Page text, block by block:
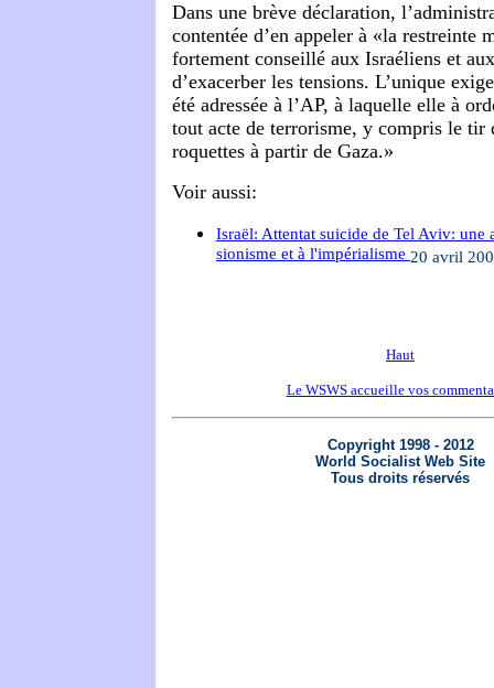
Dans une brève déclaration,
contentée d’en appeler à «la restreinte
fortement conseillé aux Israéliens et
d’exacerber les tensions. L’unique
été adressée à l’AP, à laquelle elle à
tout acte de terrorisme, y compris le tir
roquettes à partir de Gaza.»
Voir aussi:
Israël: Attentat suicide de Tel Aviv: une
sionisme et à l'impérialisme20 avril
Haut
Le WSWS accueille vos
Copyright 1998 - 2012
World Socialist Web Site
Tous droits réservés